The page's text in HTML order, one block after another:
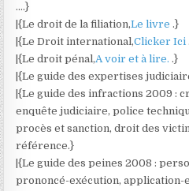
….}
|{Le droit de la filiation,Le livre.}
|{Le Droit international,Clicker Ici
|{Le droit pénal,A voir et à lire..}
|{Le guide des expertises
|{Le guide des infractions 2009 :
enquête judiciaire, police
procès et sanction, droit des
référence.}
|{Le guide des peines 2008 :
prononcé-exécution, application-